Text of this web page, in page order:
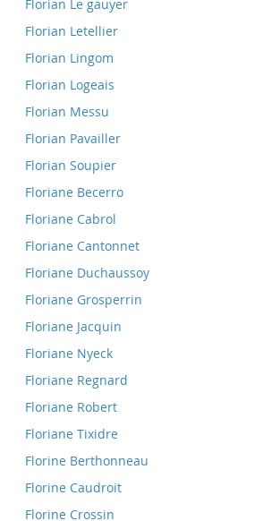
Florian Le gauyer
Florian Letellier
Florian Lingom
Florian Logeais
Florian Messu
Florian Pavailler
Florian Soupier
Floriane Becerro
Floriane Cabrol
Floriane Cantonnet
Floriane Duchaussoy
Floriane Grosperrin
Floriane Jacquin
Floriane Nyeck
Floriane Regnard
Floriane Robert
Floriane Tixidre
Florine Berthonneau
Florine Caudroit
Florine Crossin